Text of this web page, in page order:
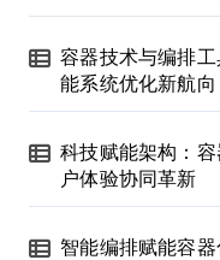
容器技术与编排
能系统优化新航向
科技赋能架构：
户体验协同革新
智能编排赋能容